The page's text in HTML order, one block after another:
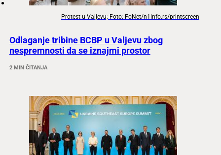
Protest u Valjevu; Foto: FoNet/n1info.rs/printscreen
Odlaganje tribine BCBP u Valjevu zbog
nespremnosti da se iznajmi prostor
2 MIN ČITANJA